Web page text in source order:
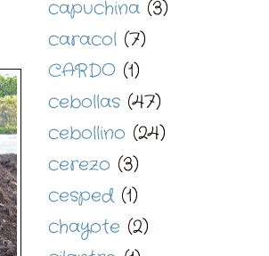
capuchina (3)
caracol (7)
CARDO (1)
cebollas (47)
cebollino (24)
cerezo (3)
cesped (1)
chayote (2)